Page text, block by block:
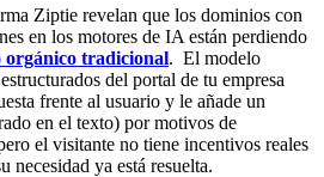
Ziptie revelan que los dominios con
en los motores de IA están perdiendo
orgánico tradicional. El modelo
del portal de tu empresa
frente al usuario y le añade un
en el texto) por motivos de
el visitante no tiene incentivos reales
necesidad ya está resuelta.